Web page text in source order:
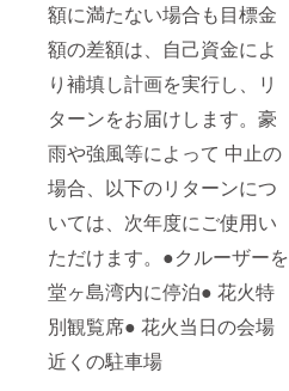
額に満たない場合も目標金
額の差額は、自己資金によ
り補填し計画を実行し、リ
ターンをお届けします。豪
雨や強風等によって 中止の
場合、以下のリターンにつ
いては、次年度にご使用い
ただけます。●クルーザーを
堂ヶ島湾内に停泊● 花火特
別観覧席● 花火当日の会場
近くの駐車場